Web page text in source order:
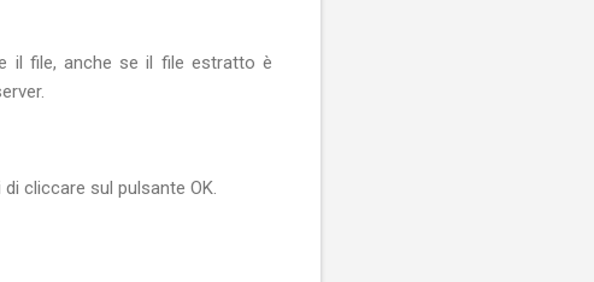
il file, anche se il file estratto è
cliccare sul pulsante OK.